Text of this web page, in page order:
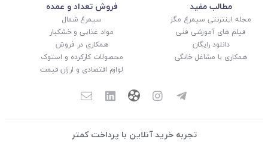
مطالب مفید
مجله اینترنتی سیمرغ مگز
فیلم های آموزشی فنی
دانلود رایگان
همکاری با مشاغل خانگی
فروش تعداد و عمده
سیمرغ شمال
مواد غذایی و خشکبار
همکاری در فروش
محصولات کارکرده و استوک
لوازم اقتصادی و ارزان قیمت
تجربه خرید آنلاین با پرداخت کمتر